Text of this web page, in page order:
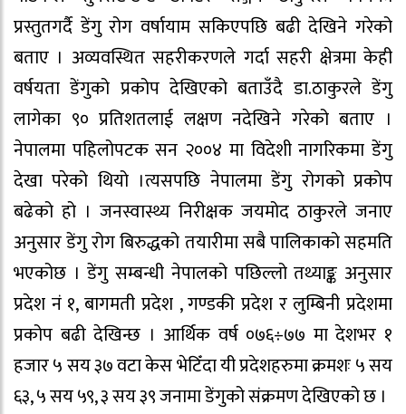
प्रस्तुतगर्दै डेंगु रोग वर्षायाम सकिएपछि बढी देखिने गरेको
बताए । अव्यवस्थित सहरीकरणले गर्दा सहरी क्षेत्रमा केही
वर्षयता डेंगुको प्रकोप देखिएको बताउँदै डा.ठाकुरले डेंगु
लागेका ९० प्रतिशतलाई लक्षण नदेखिने गरेको बताए ।
नेपालमा पहिलोपटक सन २००४ मा विदेशी नागरिकमा डेंगु
देखा परेको थियो ।त्यसपछि नेपालमा डेंगु रोगको प्रकोप
बढेको हो । जनस्वास्थ्य निरीक्षक जयमोद ठाकुरले जनाए
अनुसार डेंगु रोग बिरुद्धको तयारीमा सबै पालिकाको सहमति
भएकोछ । डेंगु सम्बन्धी नेपालको पछिल्लो तथ्याङ्क अनुसार
प्रदेश नं १, बागमती प्रदेश , गण्डकी प्रदेश र लुम्बिनी प्रदेशमा
प्रकोप बढी देखिन्छ । आर्थिक वर्ष ०७६÷७७ मा देशभर १
हजार ५ सय ३७ वटा केस भेटिँदा यी प्रदेशहरुमा क्रमशः ५ सय
६३, ५ सय ५९, ३ सय ३९ जनामा डेंगुको संक्रमण देखिएको छ ।